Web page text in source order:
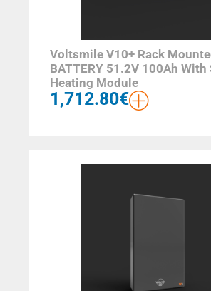
Voltsmile V10+ Rack
BATTERY 51.2V 100Ah With
Heating Module
1,712.80€